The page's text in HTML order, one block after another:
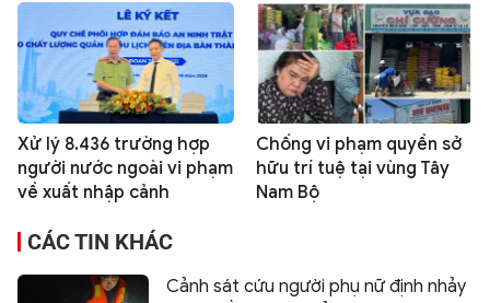
Xử lý 8.436 trường hợp
người nước ngoài vi phạm
về xuất nhập cảnh
Chống vi phạm quyền sở
hữu trí tuệ tại vùng Tây
Nam Bộ
CÁC TIN KHÁC
Cảnh sát cứu người phụ nữ định nhảy